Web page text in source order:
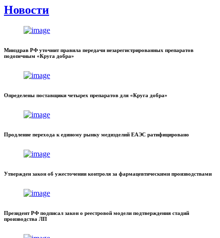
Новости
Минздрав РФ уточнит правила передачи незарегистрированных препаратов
подопечным «Круга добра»
Определены поставщики четырех препаратов для «Круга добра»
Продление перехода к единому рынку медизделий ЕАЭС ратифицировано
Утвержден закон об ужесточении контроля за фармацевтическими производствами
Президент РФ подписал закон о реестровой модели подтверждения стадий
производства ЛП